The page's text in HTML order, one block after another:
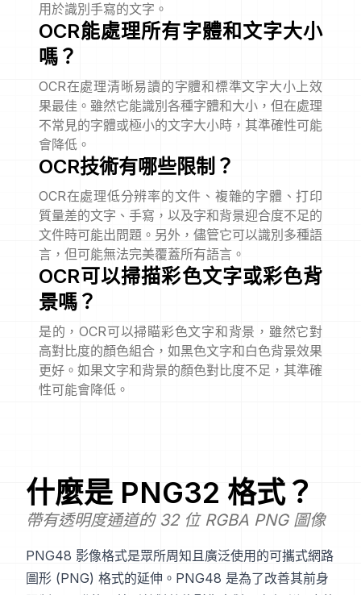
用於識別手寫的文字。
OCR能處理所有字體和文字大小
嗎？
OCR在處理清晰易讀的字體和標準文字大小上效
果最佳。雖然它能識別各種字體和大小，但在處理
不常見的字體或極小的文字大小時，其準確性可能
會降低。
OCR技術有哪些限制？
OCR在處理低分辨率的文件、複雜的字體、打印
質量差的文字、手寫，以及字和背景迎合度不足的
文件時可能出問題。另外，儘管它可以識別多種語
言，但可能無法完美覆蓋所有語言。
OCR可以掃描彩色文字或彩色背
景嗎？
是的，OCR可以掃瞄彩色文字和背景，雖然它對
高對比度的顏色組合，如黑色文字和白色背景效果
更好。如果文字和背景的顏色對比度不足，其準確
性可能會降低。
什麼是 PNG32 格式？
帶有透明度通道的 32 位 RGBA PNG 圖像
PNG48 影像格式是眾所周知且廣泛使用的可攜式網路
圖形 (PNG) 格式的延伸。PNG48 是為了改善其前身